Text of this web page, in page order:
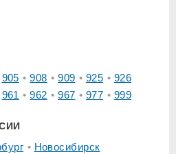
905 908 909 925
926
961 962 967 977 999
Новосибирск